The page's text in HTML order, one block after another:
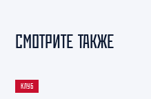
СМОТРИТЕ ТАКЖЕ
КЛУБ